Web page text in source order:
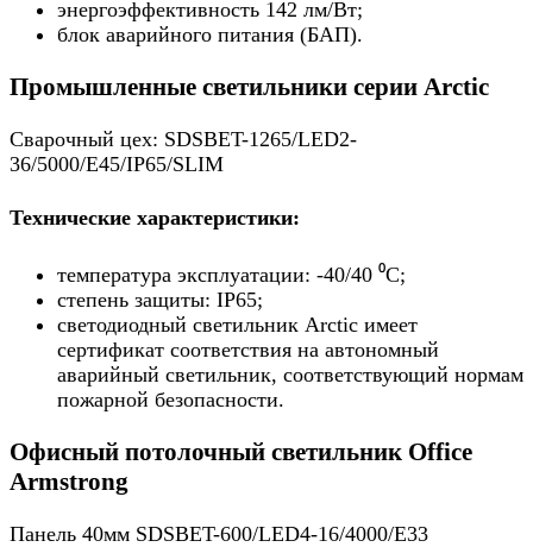
энергоэффективность 142 лм/Вт;
блок аварийного питания (БАП).
Промышленные светильники серии Arctic
Сварочный цех: SDSBET-1265/LED2-
36/5000/E45/IP65/SLIM
Технические характеристики:
температура эксплуатации: -40/40 ⁰С;
степень защиты: IP65;
светодиодный светильник Arctic имеет
сертификат соответствия на автономный
аварийный светильник, соответствующий нормам
пожарной безопасности.
Офисный потолочный светильник Office
Armstrong
Панель 40мм SDSBET-600/LED4-16/4000/E33